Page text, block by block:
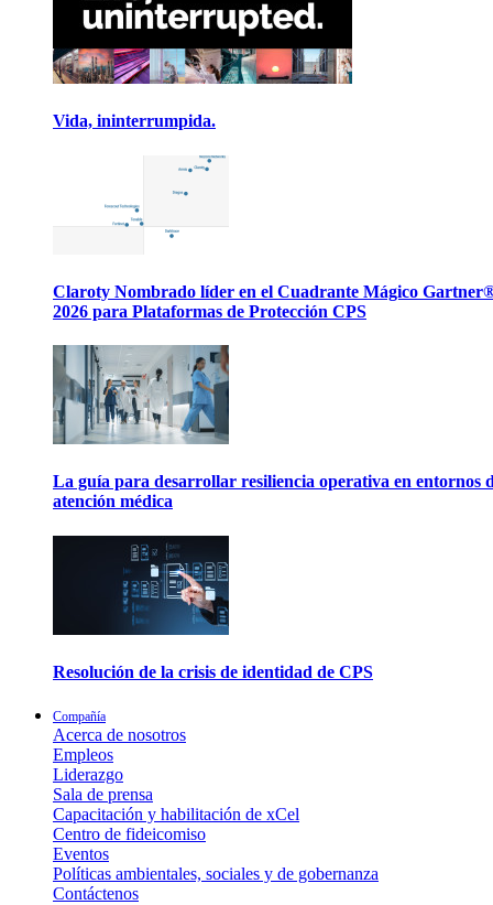
Vida, ininterrumpida.
Claroty Nombrado líder en el Cuadrante Mágico
2026 para Plataformas de Protección CPS
La guía para desarrollar resiliencia operativa en entornos
atención médica
Resolución de la crisis de identidad de CPS
Compañía
Acerca de nosotros
Empleos
Liderazgo
Sala de prensa
Capacitación y habilitación de xCel
Centro de fideicomiso
Eventos
Políticas ambientales, sociales y de gobernanza
Contáctenos